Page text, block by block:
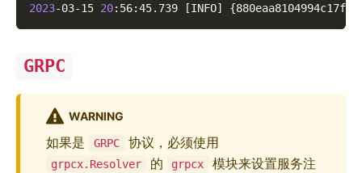
2023-03-15 20:56:45.739 [INFO] {
GRPC
WARNING
如果是 GRPC 协议，必须使用
grpcx.Resolver 的 grpcx
模块来设置服务注